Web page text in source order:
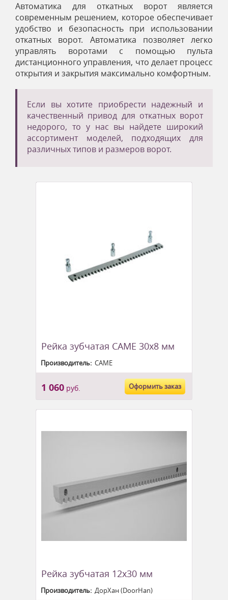
Автоматика для откатных ворот является
современным решением, которое обеспечивает
удобство и безопасность при использовании
откатных ворот. Автоматика позволяет легко
управлять воротами с помощью пульта
дистанционного управления, что делает процесс
открытия и закрытия максимально комфортным.
Если вы хотите приобрести надежный и
качественный привод для откатных ворот
недорого, то у нас вы найдете широкий
ассортимент моделей, подходящих для
различных типов и размеров ворот.
Рейка зубчатая CAME 30х8 мм
Производитель:CAME
1 060руб. Оформить заказ
Рейка зубчатая 12x30 мм
Производитель:ДорХан (DoorHan)